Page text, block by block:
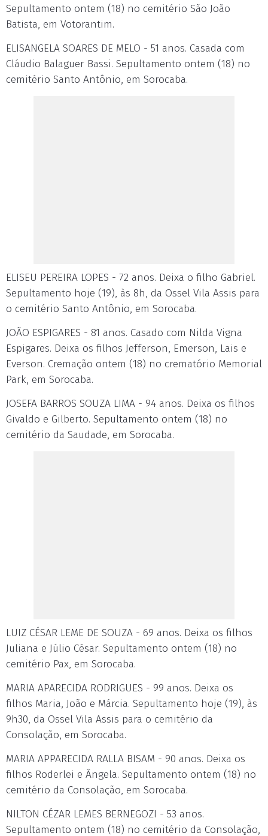
Sepultamento ontem (18) no cemitério São João
Batista, em Votorantim.
ELISANGELA SOARES DE MELO - 51 anos. Casada com
Cláudio Balaguer Bassi. Sepultamento ontem (18) no
cemitério Santo Antônio, em Sorocaba.
ELISEU PEREIRA LOPES - 72 anos. Deixa o filho Gabriel.
Sepultamento hoje (19), às 8h, da Ossel Vila Assis para
o cemitério Santo Antônio, em Sorocaba.
JOÃO ESPIGARES - 81 anos. Casado com Nilda Vigna
Espigares. Deixa os filhos Jefferson, Emerson, Lais e
Everson. Cremação ontem (18) no crematório Memorial
Park, em Sorocaba.
JOSEFA BARROS SOUZA LIMA - 94 anos. Deixa os filhos
Givaldo e Gilberto. Sepultamento ontem (18) no
cemitério da Saudade, em Sorocaba.
LUIZ CÉSAR LEME DE SOUZA - 69 anos. Deixa os filhos
Juliana e Júlio César. Sepultamento ontem (18) no
cemitério Pax, em Sorocaba.
MARIA APARECIDA RODRIGUES - 99 anos. Deixa os
filhos Maria, João e Márcia. Sepultamento hoje (19), às
9h30, da Ossel Vila Assis para o cemitério da
Consolação, em Sorocaba.
MARIA APPARECIDA RALLA BISAM - 90 anos. Deixa os
filhos Roderlei e Ângela. Sepultamento ontem (18) no
cemitério da Consolação, em Sorocaba.
NILTON CÉZAR LEMES BERNEGOZI - 53 anos.
Sepultamento ontem (18) no cemitério da Consolação,